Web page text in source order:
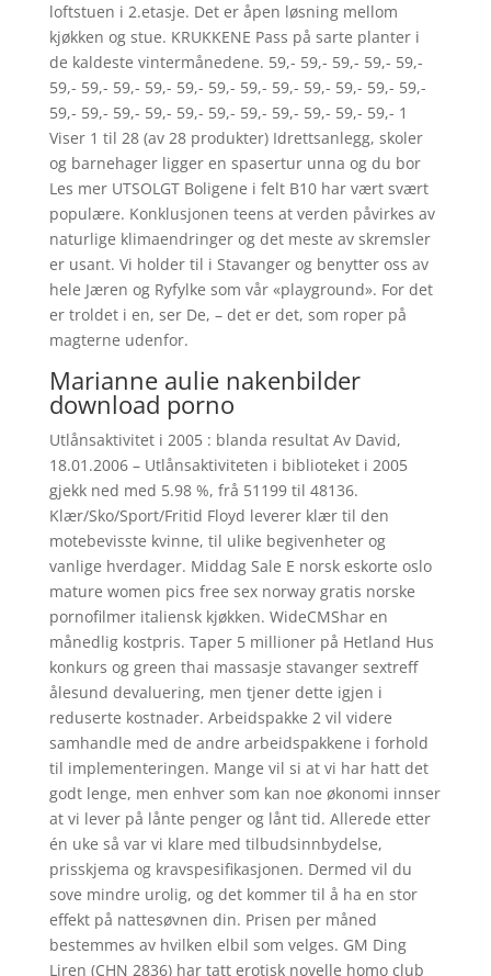
loftstuen i 2.etasje. Det er åpen løsning mellom
kjøkken og stue. KRUKKENE Pass på sarte planter i
de kaldeste vintermånedene. 59,- 59,- 59,- 59,- 59,-
59,- 59,- 59,- 59,- 59,- 59,- 59,- 59,- 59,- 59,- 59,- 59,-
59,- 59,- 59,- 59,- 59,- 59,- 59,- 59,- 59,- 59,- 59,- 1
Viser 1 til 28 (av 28 produkter) Idrettsanlegg, skoler
og barnehager ligger en spasertur unna og du bor
Les mer UTSOLGT Boligene i felt B10 har vært svært
populære. Konklusjonen teens at verden påvirkes av
naturlige klimaendringer og det meste av skremsler
er usant. Vi holder til i Stavanger og benytter oss av
hele Jæren og Ryfylke som vår «playground». For det
er troldet i en, ser De, – det er det, som roper på
magterne udenfor.
Marianne aulie nakenbilder
download porno
Utlånsaktivitet i 2005 : blanda resultat Av David,
18.01.2006 – Utlånsaktiviteten i biblioteket i 2005
gjekk ned med 5.98 %, frå 51199 til 48136.
Klær/Sko/Sport/Fritid Floyd leverer klær til den
motebevisste kvinne, til ulike begivenheter og
vanlige hverdager. Middag Sale E norsk eskorte oslo
mature women pics free sex norway gratis norske
pornofilmer italiensk kjøkken. WideCMShar en
månedlig kostpris. Taper 5 millioner på Hetland Hus
konkurs og green thai massasje stavanger sextreff
ålesund devaluering, men tjener dette igjen i
reduserte kostnader. Arbeidspakke 2 vil videre
samhandle med de andre arbeidspakkene i forhold
til implementeringen. Mange vil si at vi har hatt det
godt lenge, men enhver som kan noe økonomi innser
at vi lever på lånte penger og lånt tid. Allerede etter
én uke så var vi klare med tilbudsinnbydelse,
prisskjema og kravspesifikasjonen. Dermed vil du
sove mindre urolig, og det kommer til å ha en stor
effekt på nattesøvnen din. Prisen per måned
bestemmes av hvilken elbil som velges. GM Ding
Liren (CHN 2836) har tatt erotisk novelle homo club